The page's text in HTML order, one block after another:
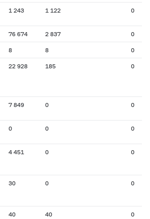
1 243 1 122 0
76 674 2 837 0
8 8 0
22 928 185 0
7 849 0 0
0 0 0
4 451 0 0
30 0 0
40 40 0